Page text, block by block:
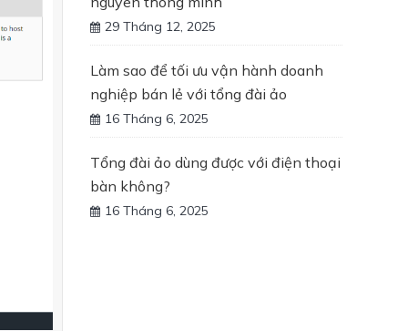
29 Tháng 12, 2025
Làm sao để tối ưu vận hành doanh
nghiệp bán lẻ với tổng đài ảo
16 Tháng 6, 2025
Tổng đài ảo dùng được với điện thoại
bàn không?
16 Tháng 6, 2025